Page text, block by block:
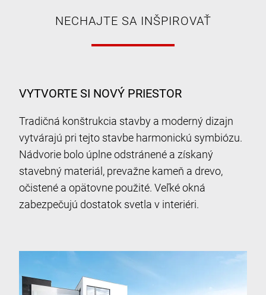
NECHAJTE SA INŠPIROVAŤ
VYTVORTE SI NOVÝ PRIESTOR
Tradičná konštrukcia stavby a moderný dizajn
vytvárajú pri tejto stavbe harmonickú symbiózu.
Nádvorie bolo úplne odstránené a získaný
stavebný materiál, prevažne kameň a drevo,
očistené a opätovne použité. Veľké okná
zabezpečujú dostatok svetla v interiéri.